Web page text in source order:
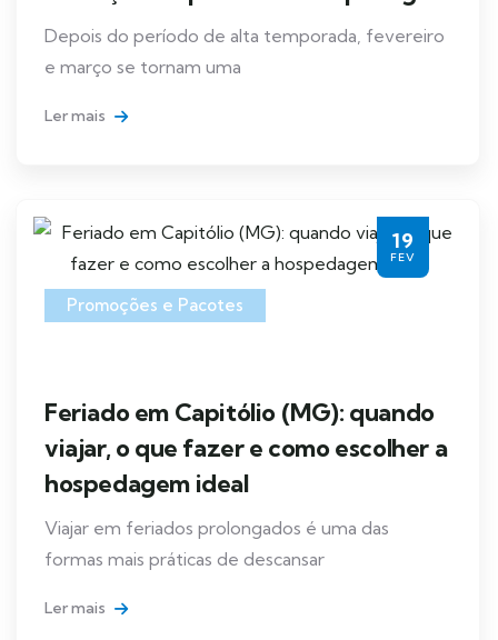
Depois do período de alta temporada, fevereiro
e março se tornam uma
Ler mais
19
FEV
Promoções e Pacotes
Feriado em Capitólio (MG): quando
viajar, o que fazer e como escolher a
hospedagem ideal
Viajar em feriados prolongados é uma das
formas mais práticas de descansar
Ler mais